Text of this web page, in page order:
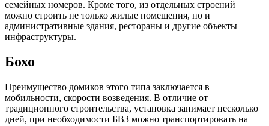
семейных номеров. Кроме того, из отдельных строений
можно строить не только жилые помещения, но и
административные здания, рестораны и другие объекты
инфраструктуры.
Бохо
Преимущество домиков этого типа заключается в
мобильности, скорости возведения. В отличие от
традиционного строительства, установка занимает несколько
дней, при необходимости БВЗ можно транспортировать на